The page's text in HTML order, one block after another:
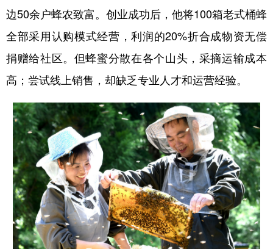
边50余户蜂农致富。创业成功后，他将100箱老式桶蜂
全部采用认购模式经营，利润的20%折合成物资无偿
捐赠给社区。但蜂蜜分散在各个山头，采摘运输成本
高；尝试线上销售，却缺乏专业人才和运营经验。